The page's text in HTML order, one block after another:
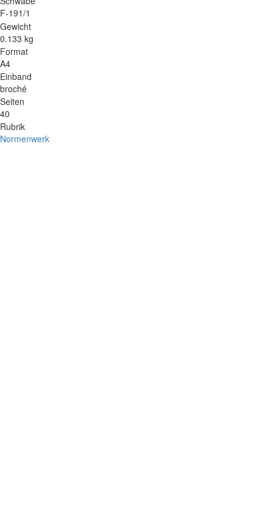
F-191/1
Gewicht
0.133 kg
Format
A4
Einband
broché
Seiten
40
Rubrik
Normenwerk